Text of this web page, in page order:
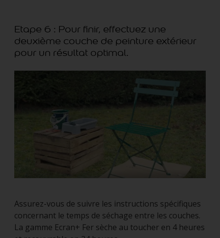
Etape 6 : Pour finir, effectuez une
deuxième couche de peinture extérieur
pour un résultat optimal.
Assurez-vous de suivre les instructions spécifiques
concernant le temps de séchage entre les couches.
La gamme Ecran+ Fer sèche au toucher en 4 heures